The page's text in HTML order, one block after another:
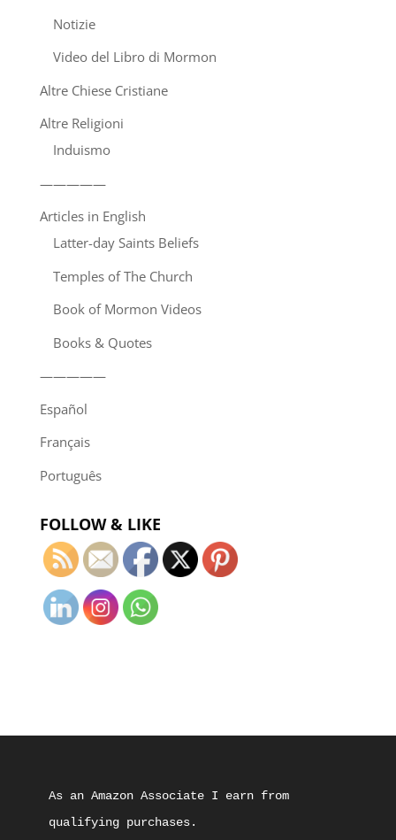
Notizie
Video del Libro di Mormon
Altre Chiese Cristiane
Altre Religioni
Induismo
—————
Articles in English
Latter-day Saints Beliefs
Temples of The Church
Book of Mormon Videos
Books & Quotes
—————
Español
Français
Português
FOLLOW & LIKE
As an Amazon Associate I earn from
qualifying purchases.